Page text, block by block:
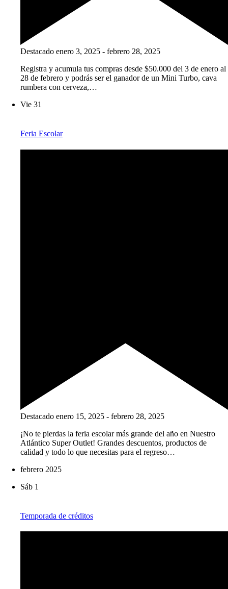
Destacado enero 3, 2025 - febrero 28, 2025
Registra y acumula tus compras desde $50.000 del 3 de enero al
28 de febrero y podrás ser el ganador de un Mini Turbo, cava
rumbera con cerveza,…
Vie 31
Feria Escolar
Destacado enero 15, 2025 - febrero 28, 2025
¡No te pierdas la feria escolar más grande del año en Nuestro
Atlántico Super Outlet! Grandes descuentos, productos de
calidad y todo lo que necesitas para el regreso…
febrero 2025
Sáb 1
Temporada de créditos